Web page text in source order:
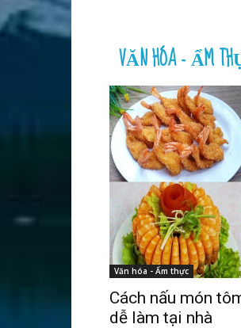
VĂN HÓA - ẨM
Văn hóa - Ẩm thực
Cách nấu món
dễ làm tại nhà